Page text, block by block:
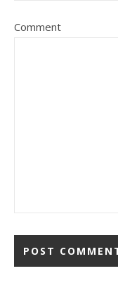
Comment